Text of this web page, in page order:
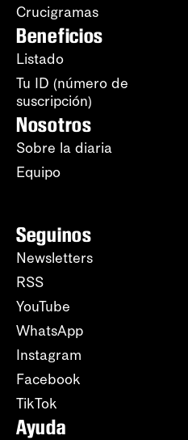
Crucigramas
Beneficios
Listado
Tu ID (número de
suscripción)
Nosotros
Sobre la diaria
Equipo
Seguinos
Newsletters
RSS
YouTube
WhatsApp
Instagram
Facebook
TikTok
Ayuda